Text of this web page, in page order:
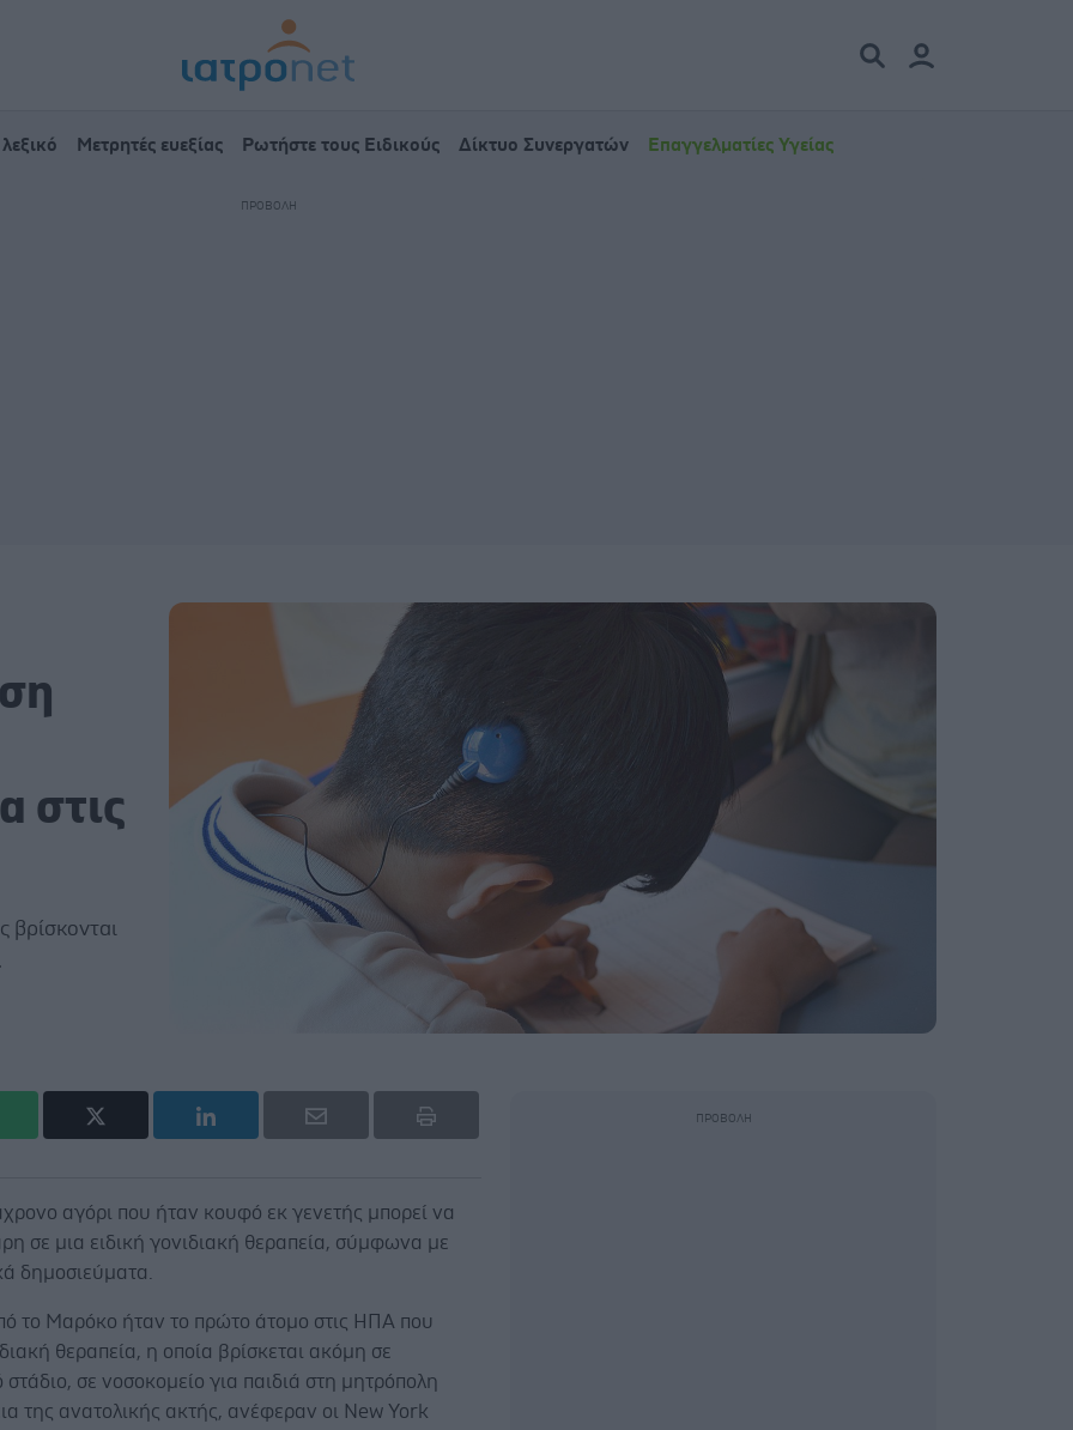
λεξικό Μετρητές ευεξίας Ρωτήστε τους Ειδικούς Δίκτυο Συνεργατών Επαγγελματίες Υγείας
στις
βρίσκονται
αγόρι που ήταν κουφό εκ γενετής μπορεί να
σε μια ειδική γονιδιακή θεραπεία, σύμφωνα με
δημοσιεύματα.
το Μαρόκο ήταν το πρώτο άτομο στις ΗΠΑ που
θεραπεία, η οποία βρίσκεται ακόμη σε
στάδιο, σε νοσοκομείο για παιδιά στη μητρόπολη
της ανατολικής ακτής, ανέφεραν οι New York